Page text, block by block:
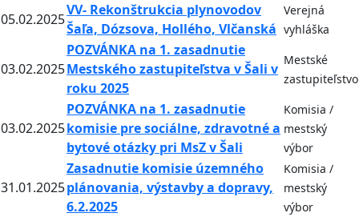
05.02.2025
VV- Rekonštrukcia plynovodov
Šaľa, Dózsova, Hollého, Vlčanská
Verejná
vyhláška
03.02.2025
POZVÁNKA na 1. zasadnutie
Mestského zastupiteľstva v Šali v
roku 2025
Mestské
zastupiteľstvo
03.02.2025
POZVÁNKA na 1. zasadnutie
komisie pre sociálne, zdravotné a
bytové otázky pri MsZ v Šali
Komisia /
mestský
výbor
31.01.2025
Zasadnutie komisie územného
plánovania, výstavby a dopravy,
6.2.2025
Komisia /
mestský
výbor